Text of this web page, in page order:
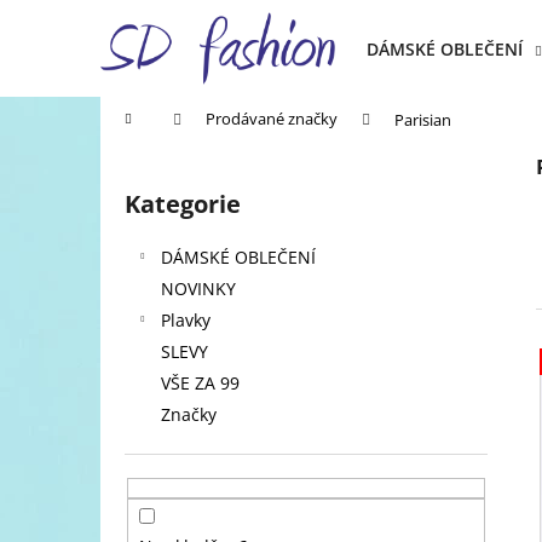
DÁMSKÉ OBLEČENÍ
Domů Prodávané značky Parisian
Přeskočit
kategorie
Kategorie
DÁMSKÉ OBLEČENÍ
NOVINKY
Plavky
SLEVY
VŠE ZA 99
Značky
í
Zpět
do
Zpět
do